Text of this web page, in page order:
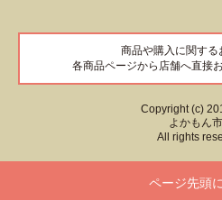
商品や購入に関する
各商品ページから店舗へ直接
Copyright (c)
よかもん
All rights
ページ先頭